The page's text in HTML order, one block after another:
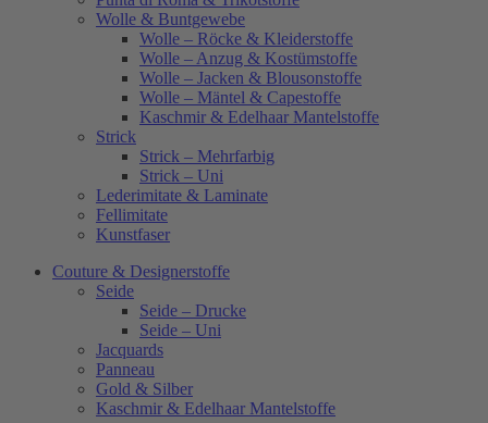
Wolle & Buntgewebe
Wolle – Röcke & Kleiderstoffe
Wolle – Anzug & Kostümstoffe
Wolle – Jacken & Blousonstoffe
Wolle – Mäntel & Capestoffe
Kaschmir & Edelhaar Mantelstoffe
Strick
Strick – Mehrfarbig
Strick – Uni
Lederimitate & Laminate
Fellimitate
Kunstfaser
Couture & Designerstoffe
Seide
Seide – Drucke
Seide – Uni
Jacquards
Panneau
Gold & Silber
Kaschmir & Edelhaar Mantelstoffe